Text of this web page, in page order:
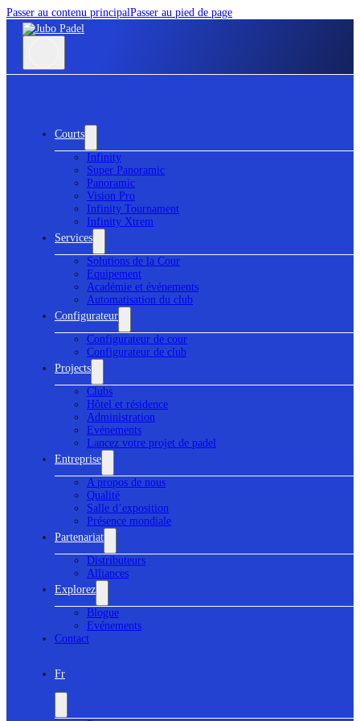
Passer au contenu principalPasser au pied de page
Courts
Infinity
Super Panoramic
Panoramic
Vision Pro
Infinity Tournament
Infinity Xtrem
Services
Solutions de la Cour
Equipement
Académie et événements
Automatisation du club
Configurateur
Configurateur de cour
Configurateur de club
Projects
Clubs
Hôtel et résidence
Administration
Evénements
Lancez votre projet de padel
Entreprise
A propos de nous
Qualité
Salle d’exposition
Présence mondiale
Partenariat
Distributeurs
Alliances
Explorez
Blogue
Evénements
Contact
Fr